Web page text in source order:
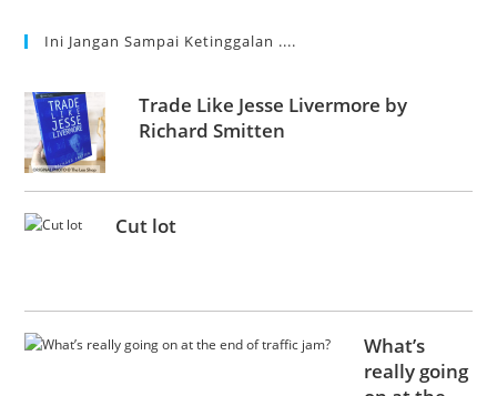
Ini Jangan Sampai Ketinggalan ....
Trade Like Jesse Livermore by
Richard Smitten
Cut lot
What’s
really going